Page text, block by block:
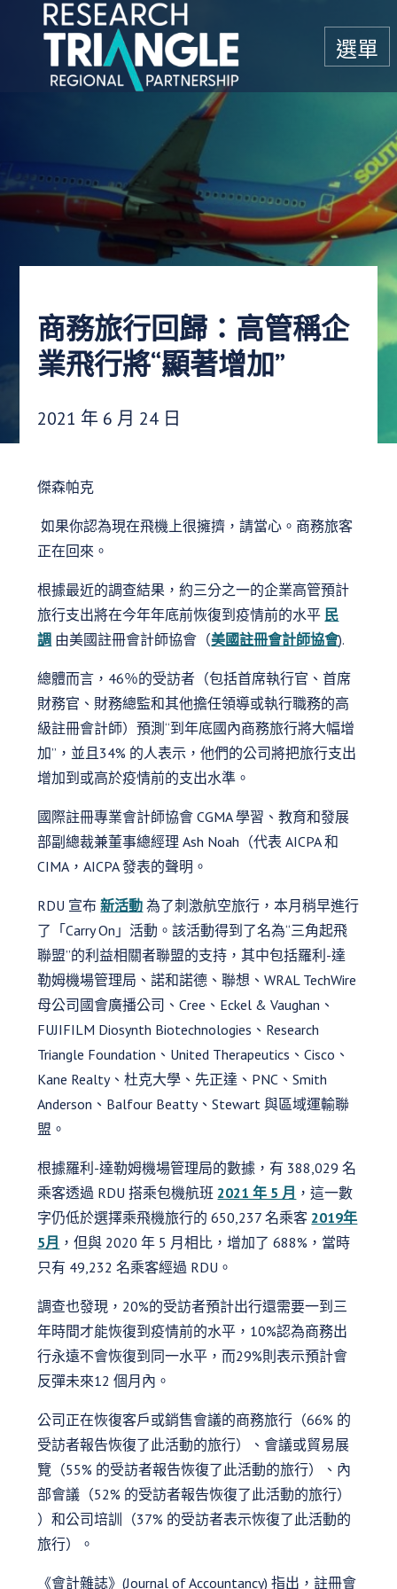
跳至內容
選單
商務旅行回歸：高管稱企
業飛行將“顯著增加”
發布日期：
2021 年 6 月 24 日
傑森帕克
如果你認為現在飛機上很擁擠，請當心。商務旅客
正在回來。
根據最近的調查結果，約三分之一的企業高管預計
旅行支出將在今年年底前恢復到疫情前的水平 民
調 由美國註冊會計師協會（美國註冊會計師協會).
總體而言，46％的受訪者（包括首席執行官、首席
財務官、財務總監和其他擔任領導或執行職務的高
級註冊會計師）預測“到年底國內商務旅行將大幅增
加”，並且34% 的人表示，他們的公司將把旅行支出
增加到或高於疫情前的支出水準。
國際註冊專業會計師協會 CGMA 學習、教育和發展
部副總裁兼董事總經理 Ash Noah（代表 AICPA 和
CIMA，AICPA 發表的聲明。
RDU 宣布新活動 為了刺激航空旅行，本月稍早進行
了「Carry On」活動。該活動得到了名為“三角起飛
聯盟”的利益相關者聯盟的支持，其中包括羅利-達
勒姆機場管理局、諾和諾德、聯想、WRAL TechWire
母公司國會廣播公司、Cree、Eckel & Vaughan、
FUJIFILM Diosynth Biotechnologies、Research
Triangle Foundation、United Therapeutics、Cisco、
Kane Realty、杜克大學、先正達、PNC、Smith
Anderson、Balfour Beatty、Stewart 與區域運輸聯
盟。
根據羅利-達勒姆機場管理局的數據，有 388,029 名
乘客透過 RDU 搭乘包機航班 2021 年 5 月 ，這一數
字仍低於選擇乘飛機旅行的 650,237 名乘客 2019年
5月 ，但與 2020 年 5 月相比，增加了 688%，當時
只有 49,232 名乘客經過 RDU。
調查也發現，20%的受訪者預計出行還需要一到三
年時間才能恢復到疫情前的水平，10%認為商務出
行永遠不會恢復到同一水平，而29%則表示預計會
反彈未來12 個月內。
公司正在恢復客戶或銷售會議的商務旅行（66% 的
受訪者報告恢復了此活動的旅行）、會議或貿易展
覽（55% 的受訪者報告恢復了此活動的旅行）、內
部會議（52% 的受訪者報告恢復了此活動的旅行）
）和公司培訓（37% 的受訪者表示恢復了此活動的
旅行）。
《會計雜誌》(Journal of Accountancy) 指出，註冊會